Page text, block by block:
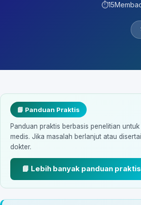
⏱️15
📘 Panduan Praktis
Panduan praktis berbasis penelitian
medis. Jika masalah berlanjut atau
dokter.
📘 Lebih banyak panduan praktis